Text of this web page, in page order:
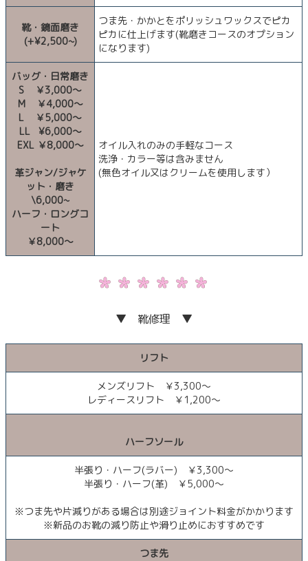
靴・鏡面磨き
(+¥2,500~)
つま先・かかとをポリッシュワックスでピカ
ピカに仕上げます(靴磨きコースのオプション
になります)
バッグ・日常磨き
S ￥3,000～
M ￥4,000～
L ￥5,000～
LL ¥6,000～
EXL ￥8,000～
革ジャン/ジャケ
ット・磨き
\6,000~
ハーフ・ロングコ
ート
￥8,000～
オイル入れのみの手軽なコース
洗浄・カラー等は含みません
(無色オイル又はクリームを使用します）
▼ 靴修理 ▼
リフト
メンズリフト ￥3,300～
レディースリフト ￥1,200～
ハーフソール
半張り・ハーフ(ラバー) ￥3,300～
半張り・ハーフ(革) ￥5,000～
※つま先や片減りがある場合は別途ジョイント料金がかかります
※新品のお靴の減り防止や滑り止めにおすすめです
つま先